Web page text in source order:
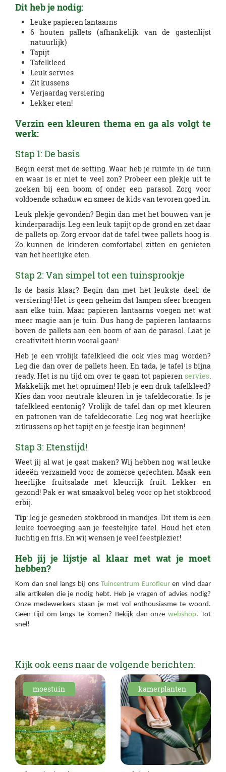
Dit heb je nodig:
Leuke papieren lantaarns
6 houten pallets (afhankelijk van de gastenlijst
natuurlijk)
Tapijt
Tafelkleed
Leuk servies
Zit kussens
Verjaardag versiering
Lekker eten!
Verzin een kleuren thema en ga als volgt te
werk:
Stap 1: De basis
Begin eerst met de setting. Waar heb je ruimte in de tuin
en waar is er niet te veel zon? Probeer een plekje uit te
zoeken bij een boom of onder een parasol. Zorg voor
voldoende schaduw en smeer de kids van tevoren goed in.
Leuk plekje gevonden? Begin dan met het bouwen van je
kinderparadijs. Leg een leuk tapijt op de grond en zet daar
de pallets op. Zorg ervoor dat de tafel twee pallets hoog is.
Zo kunnen de kinderen comfortabel zitten en genieten
van het heerlijke eten.
Stap 2: Van simpel tot een tuinsprookje
Is de basis klaar? Begin dan met het leukste deel: de
versiering! Het is geen geheim dat lampen sfeer brengen
aan elke tuin. Maar papieren lantaarns voegen net wat
meer magie aan je tuin. Dus hang de papieren lantaarns
boven de pallets aan een boom of aan de parasol. Laat je
creativiteit hierin vooral gaan!
Heb je een vrolijk tafelkleed die ook vies mag worden?
Leg die dan over de pallets heen. En tada, je tafel is bijna
ready. Het is nu tijd om over te gaan tot papieren servies
Makkelijk met het opruimen! Heb je een druk tafelkleed?
Kies dan voor neutrale kleuren in je tafeldecoratie. Is je
tafelkleed eentonig? Vrolijk de tafel dan op met kleuren
en patronen van de tafeldecoratie. Leg nog wat heerlijke
zitkussens op het tapijt en je feestje kan beginnen!
Stap 3: Etenstijd!
Weet jij al wat je gaat maken? Wij hebben nog wat leuke
ideeën verzameld voor de zomerse gerechten. Maak een
heerlijke fruitsalade met kleurrijk fruit. Lekker en
gezond! Pak er wat smaakvol beleg voor op het stokbrood
erbij.
Tip: leg je gesneden stokbrood in mandjes. Dit item is een
leuke toevoeging aan je feestelijke tafel. Houd het eten
luchtig en fris. En wij wensen je veel feestplezier!
Heb jij je lijstje al klaar met wat je moet
hebben?
Kom dan snel langs bij ons Tuincentrum Eurofleuren vind daar
alle artikelen die je nodig hebt. Heb je vragen of advies nodig?
Onze medewerkers staan je met vol enthousiasme te woord.
Geen tijd om langs te komen? Bekijk dan onzewebshop. Tot
snel!
Kijk ook eens naar de volgende berichten:
moestuin kamerplanten